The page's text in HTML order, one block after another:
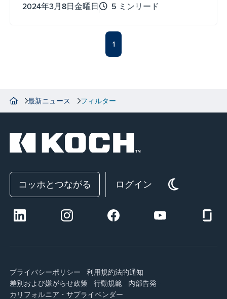
アを拡大すると信じています。
2024年3月8日金曜日 5 ミンリード
1
最新ニュース フィルター
コッホとつながる ログイン
プライバシーポリシー 利用規約法的通知
差別および嫌がらせ政策
行動規範
内部告発
カリフォルニア・サプライベンダー